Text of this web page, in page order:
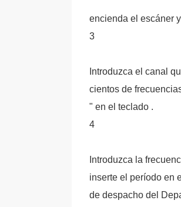
encienda el escáner
3
Introduzca el canal
cientos de
" en el teclado .
4
Introduzca la
inserte el período en
de despacho del